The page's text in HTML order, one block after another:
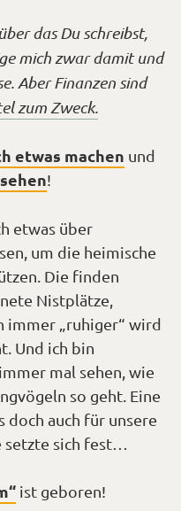
das Du schreibst,
mich zwar damit und
Aber Finanzen sind
zum Zweck.
etwas machen und
!
etwas über
um die heimische
Die finden
Nistplätze,
immer „ruhiger“ wird
Und ich bin
mal sehen, wie
so geht. Eine
doch auch für unsere
setzte sich fest…
ist geboren!